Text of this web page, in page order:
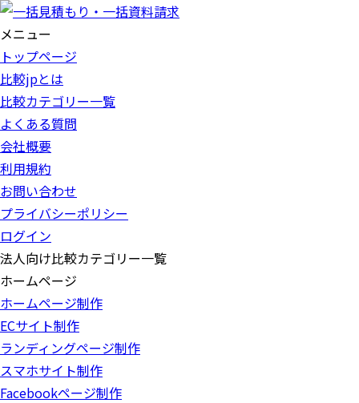
メニュー
トップページ
比較jpとは
比較カテゴリー一覧
よくある質問
会社概要
利用規約
お問い合わせ
プライバシーポリシー
ログイン
法人向け比較カテゴリー一覧
ホームページ
ホームページ制作
ECサイト制作
ランディングページ制作
スマホサイト制作
Facebookページ制作